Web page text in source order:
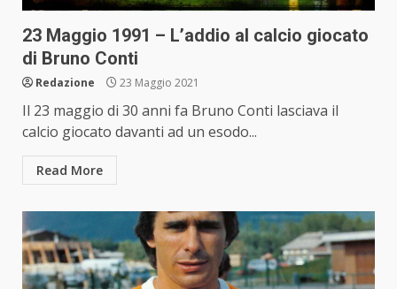
23 Maggio 1991 – L’addio al calcio giocato
di Bruno Conti
Redazione 23 Maggio 2021
Il 23 maggio di 30 anni fa Bruno Conti lasciava il
calcio giocato davanti ad un esodo...
Read More